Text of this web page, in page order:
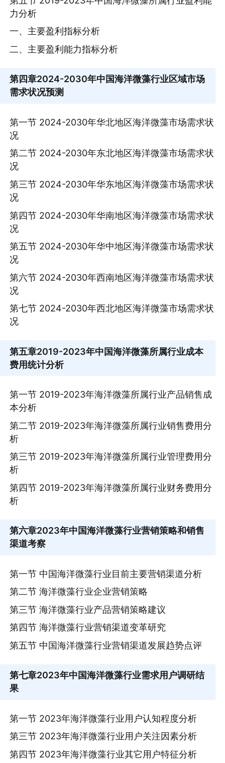
力分析
一、主要盈利指标分析
二、主要盈利能力指标分析
第四章2024-2030年中国海洋微藻行业区域市场
需求状况预测
第一节 2024-2030年华北地区海洋微藻市场需求状
况
第二节 2024-2030年东北地区海洋微藻市场需求状
况
第三节 2024-2030年华东地区海洋微藻市场需求状
况
第四节 2024-2030年华南地区海洋微藻市场需求状
况
第五节 2024-2030年华中地区海洋微藻市场需求状
况
第六节 2024-2030年西南地区海洋微藻市场需求状
况
第七节 2024-2030年西北地区海洋微藻市场需求状
况
第五章2019-2023年中国海洋微藻所属行业成本
费用统计分析
第一节 2019-2023年海洋微藻所属行业产品销售成
本分析
第二节 2019-2023年海洋微藻所属行业销售费用分
析
第三节 2019-2023年海洋微藻所属行业管理费用分
析
第四节 2019-2023年海洋微藻所属行业财务费用分
析
第六章2023年中国海洋微藻行业营销策略和销售
渠道考察
第一节 中国海洋微藻行业目前主要营销渠道分析
第二节 海洋微藻行业企业营销策略
第三节 海洋微藻行业产品营销策略建议
第四节 海洋微藻行业营销渠道变革研究
第五节 中国海洋微藻行业营销渠道发展趋势点评
第七章2023年中国海洋微藻行业需求用户调研结
果
第一节 2023年海洋微藻行业用户认知程度分析
第三节 2023年海洋微藻行业用户关注因素分析
第四节 2023年海洋微藻行业其它用户特征分析